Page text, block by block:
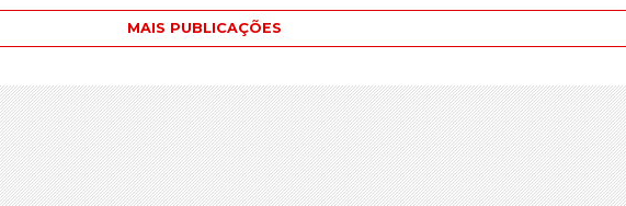
MAIS PUBLICAÇÕES